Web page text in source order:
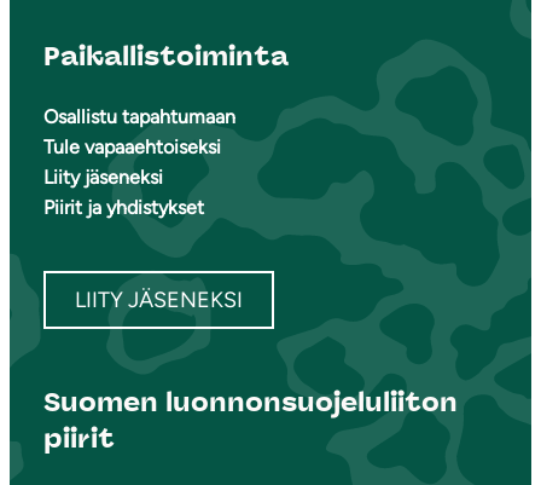
Paikallistoiminta
Osallistu tapahtumaan
Tule vapaaehtoiseksi
Liity jäseneksi
Piirit ja yhdistykset
LIITY JÄSENEKSI
Suomen luonnonsuojeluliiton
piirit